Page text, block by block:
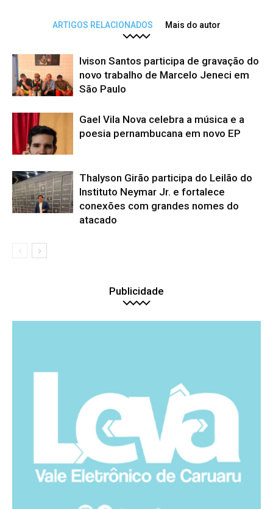
ARTIGOS RELACIONADOS Mais do autor
Ivison Santos participa de gravação do
novo trabalho de Marcelo Jeneci em
São Paulo
Gael Vila Nova celebra a música e a
poesia pernambucana em novo EP
Thalyson Girão participa do Leilão do
Instituto Neymar Jr. e fortalece
conexões com grandes nomes do
atacado
Publicidade